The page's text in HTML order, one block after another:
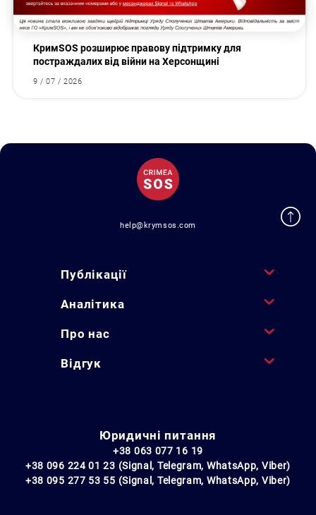
КримSOS розширює правову підтримку для
постраждалих від війни на Херсонщині
9 / 07 / 2026
help@krymsos.com
Публікації
Аналітика
Про нас
Відгук
Юридичні питання
+38 063 077 16 19
+38 096 224 01 23 (Signal, Telegram, WhatsApp, Viber)
+38 095 277 53 55 (Signal, Telegram, WhatsApp, Viber)